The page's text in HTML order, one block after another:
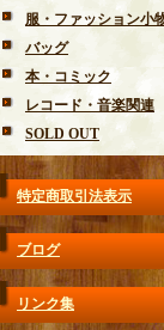
服・ファッション小
バッグ
本・コミック
レコード・音楽関連
SOLD OUT
特定商取引法表示
ブログ
リンク集